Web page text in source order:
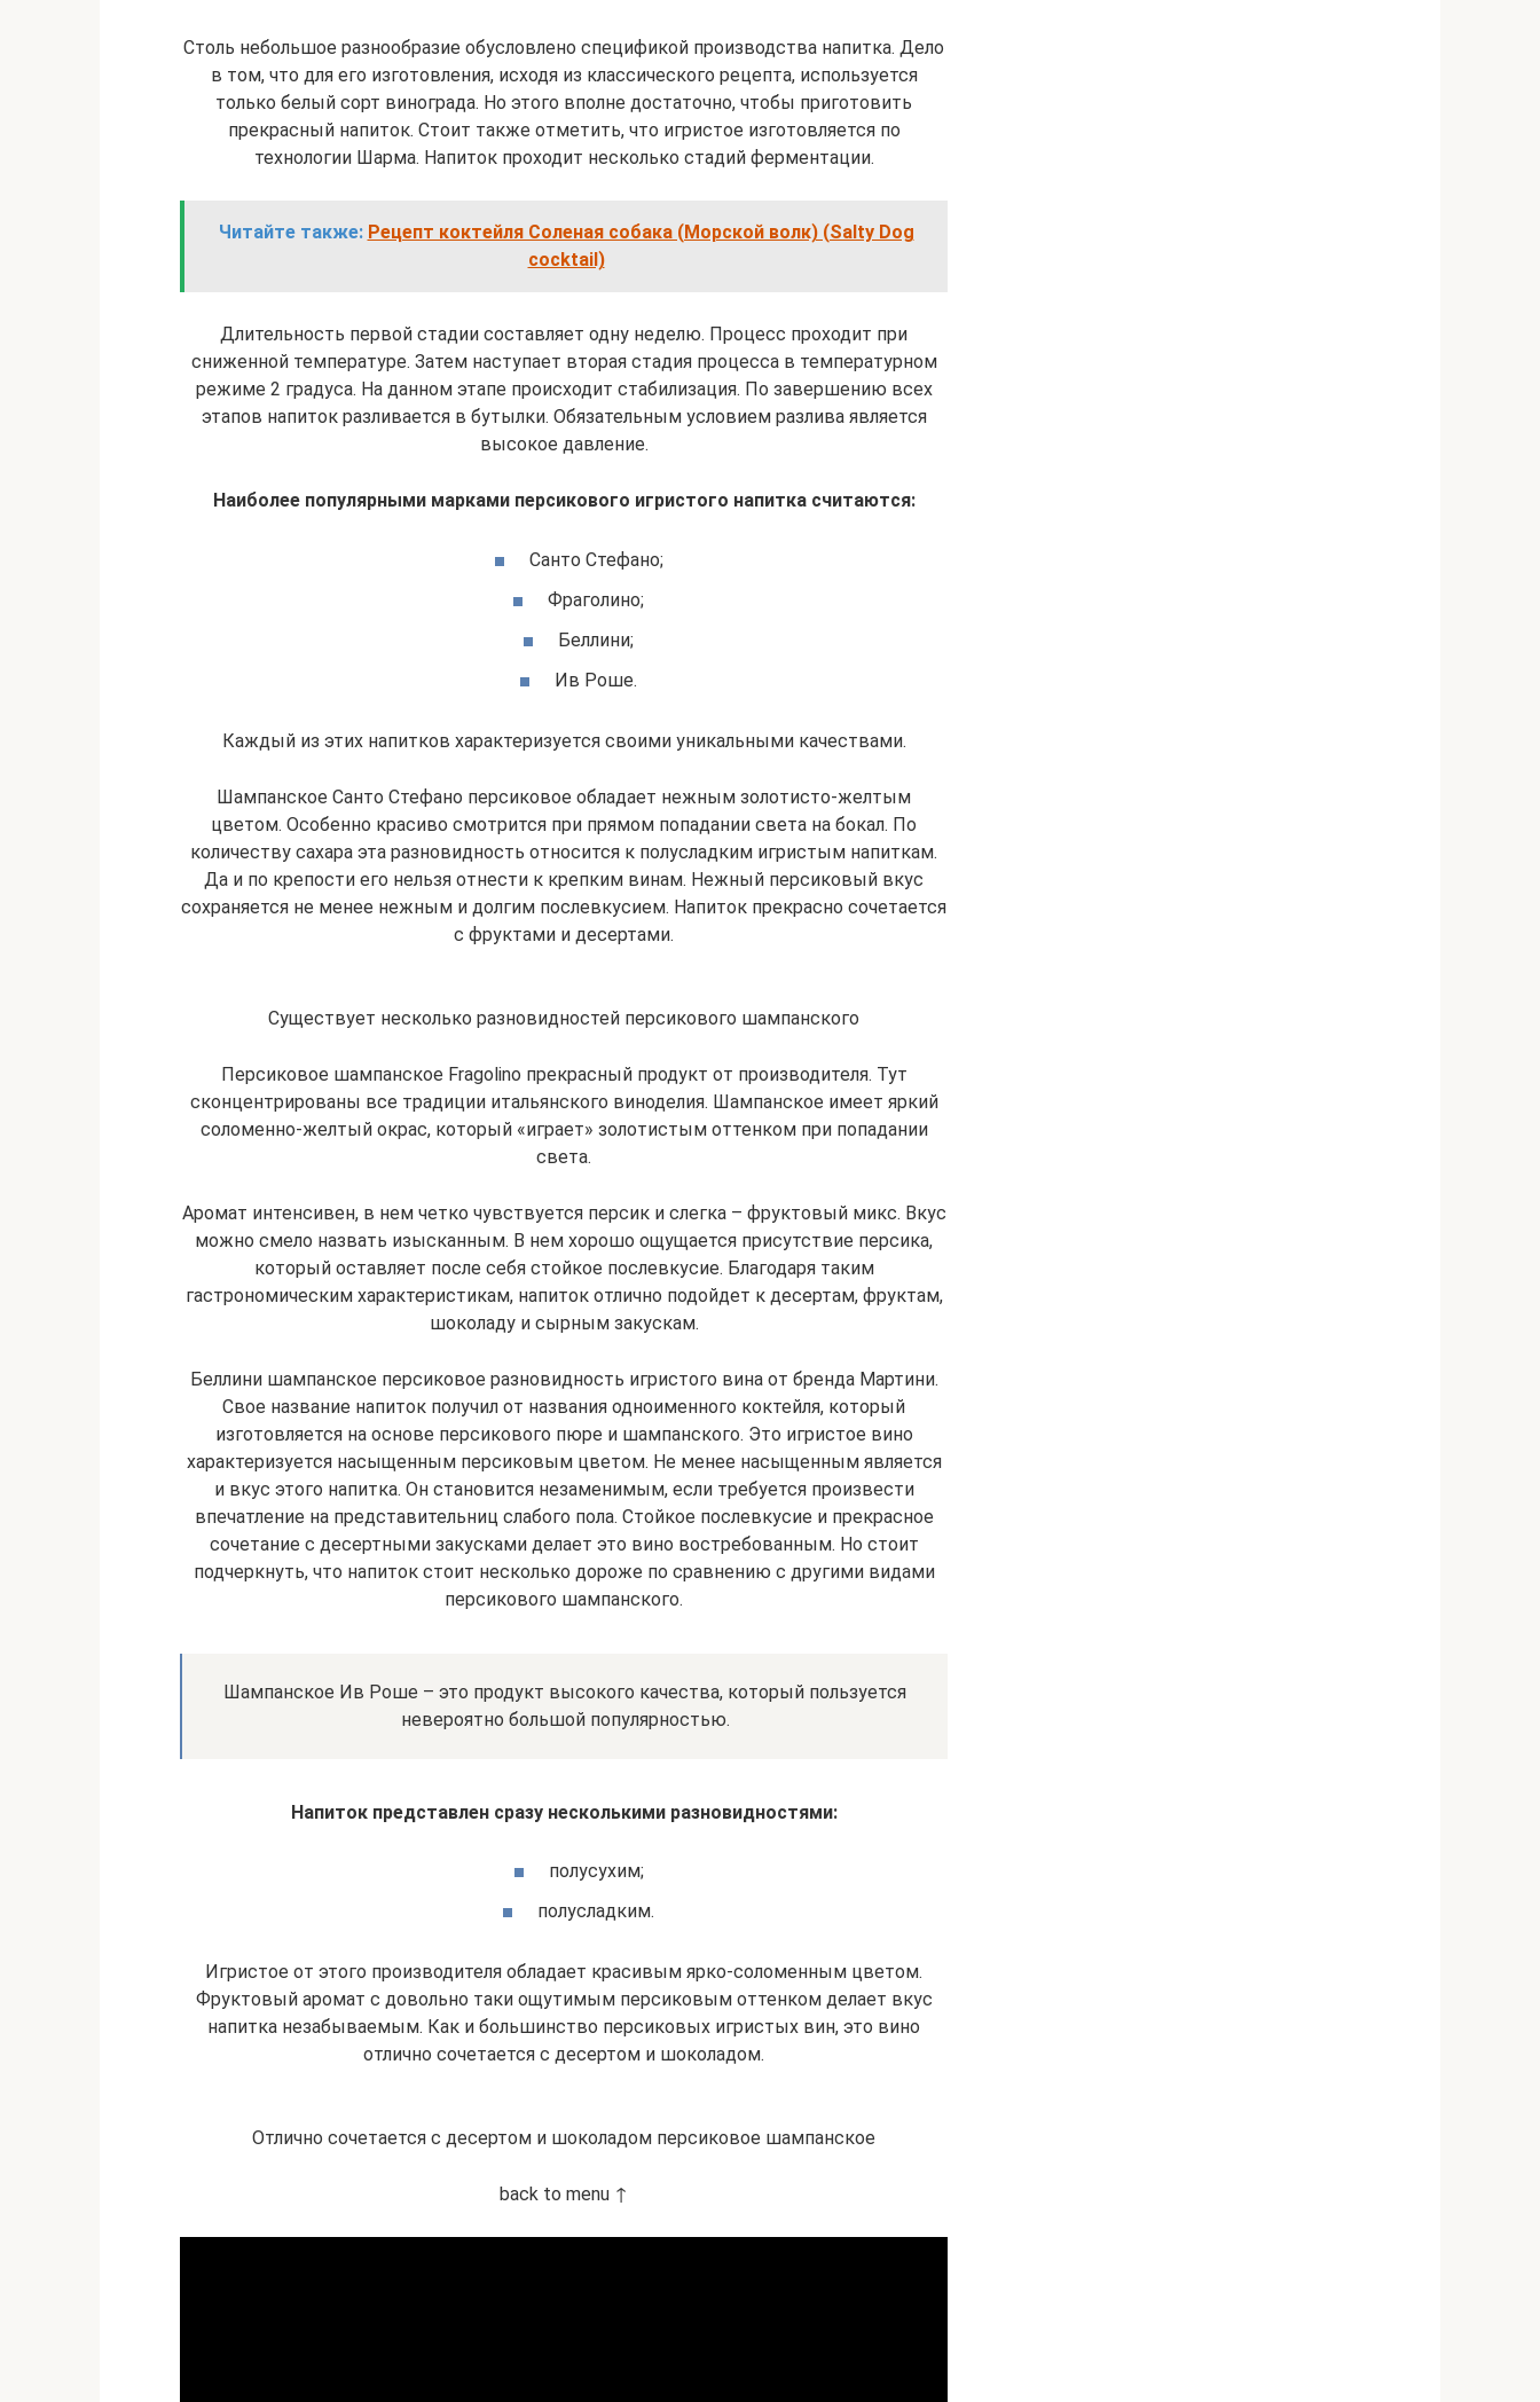
Столь небольшое разнообразие обусловлено спецификой производства напитка. Дело
в том, что для его изготовления, исходя из классического рецепта, используется
только белый сорт винограда. Но этого вполне достаточно, чтобы приготовить
прекрасный напиток. Стоит также отметить, что игристое изготовляется по
технологии Шарма. Напиток проходит несколько стадий ферментации.
Читайте также: Рецепт коктейля Соленая собака (Морской волк) (Salty Dog
cocktail)
Длительность первой стадии составляет одну неделю. Процесс проходит при
сниженной температуре. Затем наступает вторая стадия процесса в температурном
режиме 2 градуса. На данном этапе происходит стабилизация. По завершению всех
этапов напиток разливается в бутылки. Обязательным условием разлива является
высокое давление.
Наиболее популярными марками персикового игристого напитка считаются:
Санто Стефано;
Фраголино;
Беллини;
Ив Роше.
Каждый из этих напитков характеризуется своими уникальными качествами.
Шампанское Санто Стефано персиковое обладает нежным золотисто-желтым
цветом. Особенно красиво смотрится при прямом попадании света на бокал. По
количеству сахара эта разновидность относится к полусладким игристым напиткам.
Да и по крепости его нельзя отнести к крепким винам. Нежный персиковый вкус
сохраняется не менее нежным и долгим послевкусием. Напиток прекрасно сочетается
с фруктами и десертами.
Существует несколько разновидностей персикового шампанского
Персиковое шампанское Fragolino прекрасный продукт от производителя. Тут
сконцентрированы все традиции итальянского виноделия. Шампанское имеет яркий
соломенно-желтый окрас, который «играет» золотистым оттенком при попадании
света.
Аромат интенсивен, в нем четко чувствуется персик и слегка – фруктовый микс. Вкус
можно смело назвать изысканным. В нем хорошо ощущается присутствие персика,
который оставляет после себя стойкое послевкусие. Благодаря таким
гастрономическим характеристикам, напиток отлично подойдет к десертам, фруктам,
шоколаду и сырным закускам.
Беллини шампанское персиковое разновидность игристого вина от бренда Мартини.
Свое название напиток получил от названия одноименного коктейля, который
изготовляется на основе персикового пюре и шампанского. Это игристое вино
характеризуется насыщенным персиковым цветом. Не менее насыщенным является
и вкус этого напитка. Он становится незаменимым, если требуется произвести
впечатление на представительниц слабого пола. Стойкое послевкусие и прекрасное
сочетание с десертными закусками делает это вино востребованным. Но стоит
подчеркнуть, что напиток стоит несколько дороже по сравнению с другими видами
персикового шампанского.
Шампанское Ив Роше – это продукт высокого качества, который пользуется
невероятно большой популярностью.
Напиток представлен сразу несколькими разновидностями:
полусухим;
полусладким.
Игристое от этого производителя обладает красивым ярко-соломенным цветом.
Фруктовый аромат с довольно таки ощутимым персиковым оттенком делает вкус
напитка незабываемым. Как и большинство персиковых игристых вин, это вино
отлично сочетается с десертом и шоколадом.
Отлично сочетается с десертом и шоколадом персиковое шампанское
back to menu ↑